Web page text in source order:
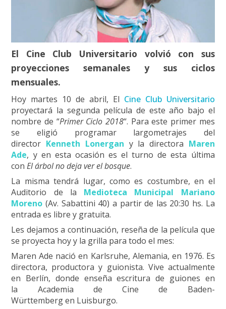
El Cine Club Universitario volvió con sus
proyecciones semanales y sus ciclos
mensuales.
Hoy martes 10 de abril, El Cine Club Universitario
proyectará la segunda película de este año bajo el
nombre de “Primer Ciclo 2018“. Para este primer mes
se eligió programar largometrajes del
director Kenneth Lonergan y la directora Maren
Ade, y en esta ocasión es el turno de esta última
conEl árbol no deja ver el bosque.
La misma tendrá lugar, como es costumbre, en el
Auditorio de la Medioteca Municipal Mariano
Moreno (Av. Sabattini 40) a partir de las 20:30 hs. La
entrada es libre y gratuita.
Les dejamos a continuación, reseña de la película que
se proyecta hoy y la grilla para todo el mes:
Maren Ade nació en Karlsruhe, Alemania, en 1976. Es
directora, productora y guionista. Vive actualmente
en Berlín, donde enseña escritura de guiones en
la Academia de Cine de Baden-
Württembergen Luisburgo.